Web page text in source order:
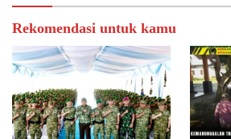
Rekomendasi untuk kamu